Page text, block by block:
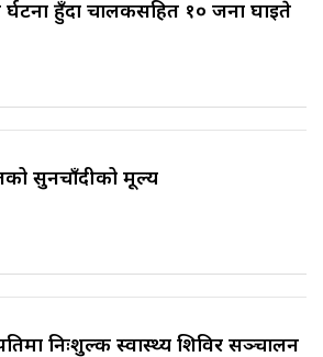
हुँदा चालकसहित १० जना घाइते
सुनचाँदीको मूल्य
निःशुल्क स्वास्थ्य शिविर सञ्चालन